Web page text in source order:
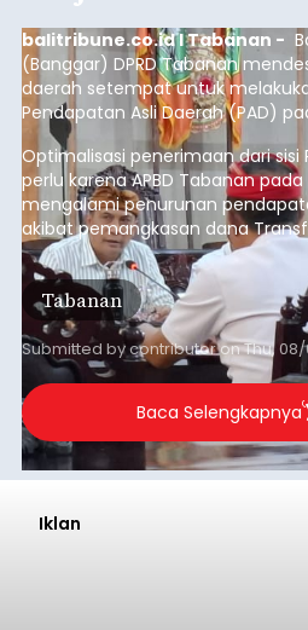
balitribune.co.id I Tabanan -
(Banggar) DPRD Tabanan
daerah setempat untuk
Pendapatan Asli Daerah (PAD)
anggaran 2027.
Optimalisasi penerimaan dari sisi
perlu karena APBD Tabanan
mengalami penurunan
akibat pemangkasan dana
Daerah (TKD) dari pemerintah
Tabanan
Submitted bycontributoronThu,
Baca Selengkapnya
Iklan